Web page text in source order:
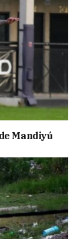
Mandiyú